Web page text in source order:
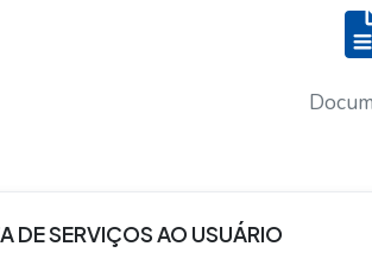
DE SERVIÇOS AO USUÁRIO